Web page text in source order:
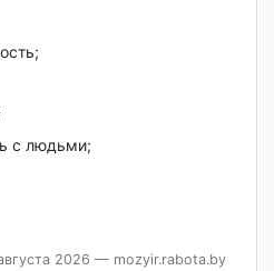
с людьми;
2026 — mozyir.rabota.by